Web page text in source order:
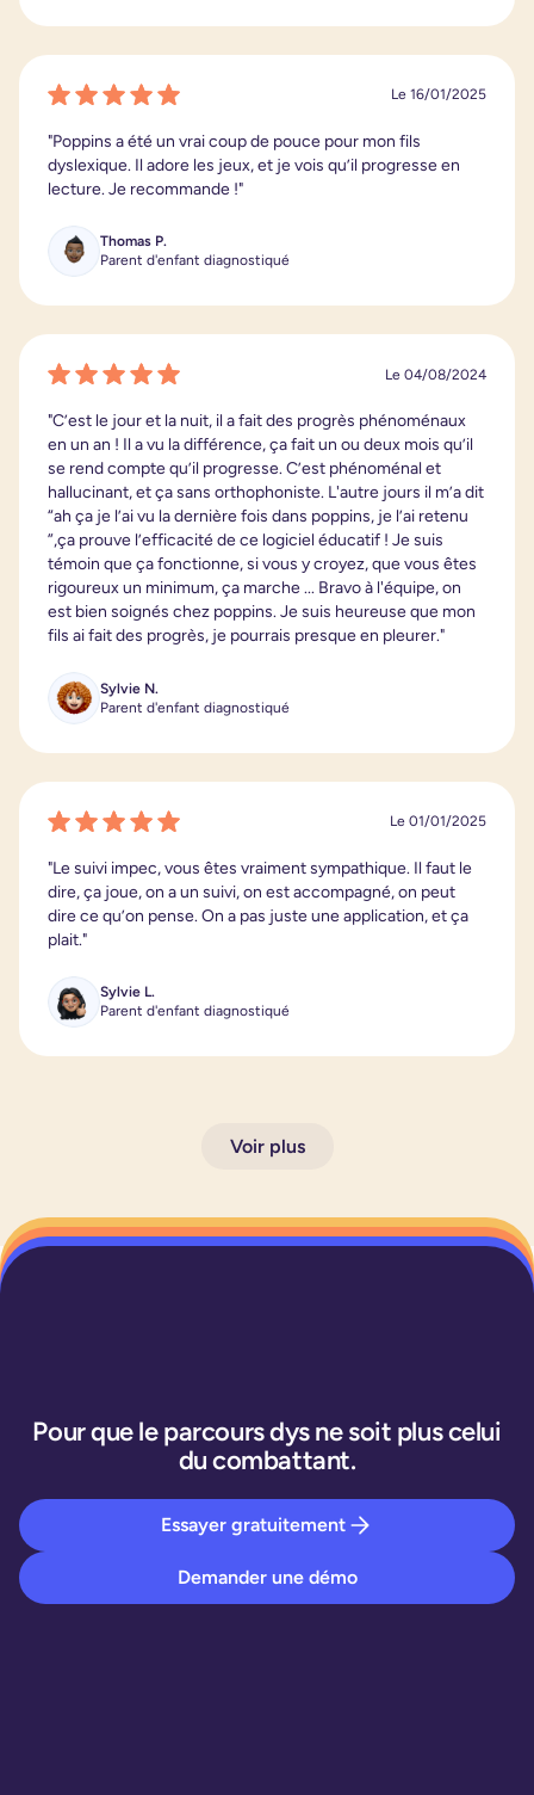
Le 16/01/2025
"Poppins a été un vrai coup de pouce pour mon fils
dyslexique. Il adore les jeux, et je vois qu’il progresse en
lecture. Je recommande !"
Thomas P.
Parent d'enfant diagnostiqué
Le 04/08/2024
"C’est le jour et la nuit, il a fait des progrès phénoménaux
en un an ! Il a vu la différence, ça fait un ou deux mois qu’il
se rend compte qu’il progresse. C’est phénoménal et
hallucinant, et ça sans orthophoniste. L'autre jours il m’a dit
“ah ça je l’ai vu la dernière fois dans poppins, je l’ai retenu
”,ça prouve l’efficacité de ce logiciel éducatif ! Je suis
témoin que ça fonctionne, si vous y croyez, que vous êtes
rigoureux un minimum, ça marche ... Bravo à l'équipe, on
est bien soignés chez poppins. Je suis heureuse que mon
fils ai fait des progrès, je pourrais presque en pleurer."
Sylvie N.
Parent d'enfant diagnostiqué
Le 01/01/2025
"Le suivi impec, vous êtes vraiment sympathique. Il faut le
dire, ça joue, on a un suivi, on est accompagné, on peut
dire ce qu’on pense. On a pas juste une application, et ça
plait."
Sylvie L.
Parent d'enfant diagnostiqué
Voir plus
Pour que le parcours dys ne soit plus celui
du combattant.
Essayer gratuitement
Demander une démo